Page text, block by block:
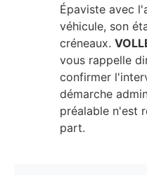
Épaviste avec
véhicule, son
créneaux.
vous rappelle
confirmer
démarche
préalable n'est
part.